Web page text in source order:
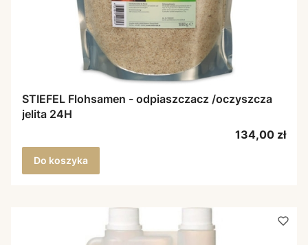
STIEFEL Flohsamen - odpiaszczacz /oczyszcza
jelita 24H
Cena
134,00 zł
Do koszyka